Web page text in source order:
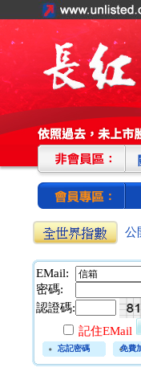
公
EMail:
密碼:
認證碼:
記住EMail
忘記密碼 免費